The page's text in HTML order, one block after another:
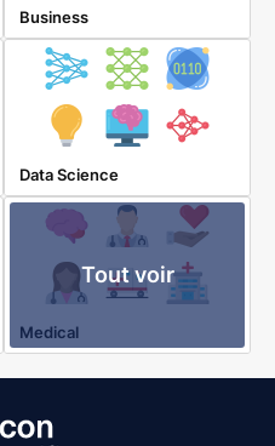
Business
Data Science
Tout voir
Medical